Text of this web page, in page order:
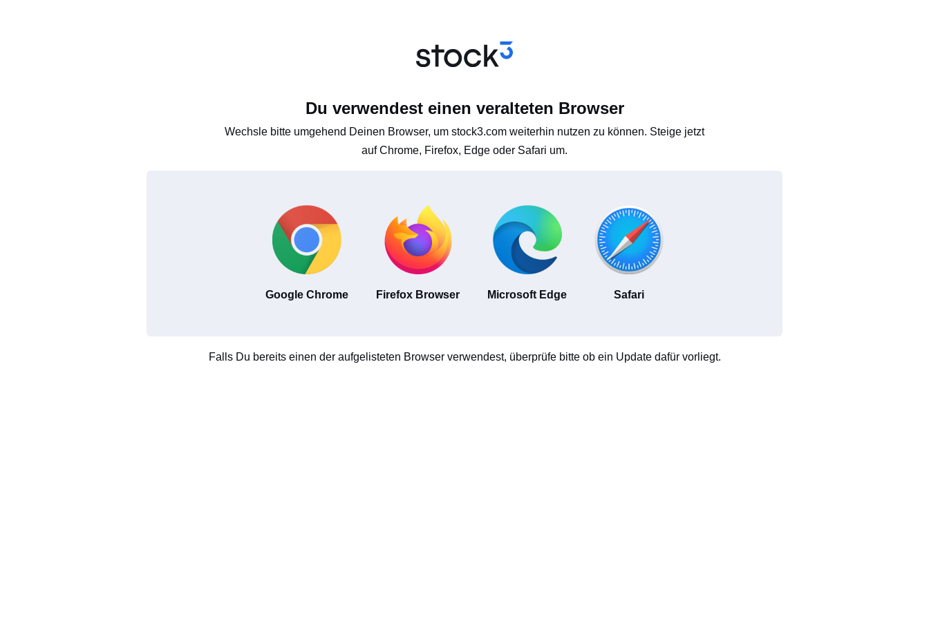
Du verwendest einen veralteten Browser
Wechsle bitte umgehend Deinen Browser, um stock3.com weiterhin nutzen zu können. Steige jetzt
auf Chrome, Firefox, Edge oder Safari um.
Google Chrome Firefox Browser Microsoft Edge Safari
Falls Du bereits einen der aufgelisteten Browser verwendest, überprüfe bitte ob ein Update dafür vorliegt.